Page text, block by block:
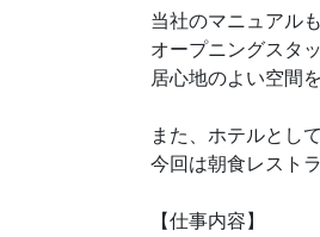
当社のマニュアル
オープニングスタ
居心地のよい空間
また、ホテルとし
今回は朝食レスト
【仕事内容】